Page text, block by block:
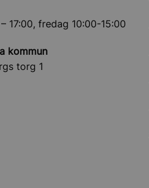
17:00, fredag 10:00-15:00
kommun
torg 1